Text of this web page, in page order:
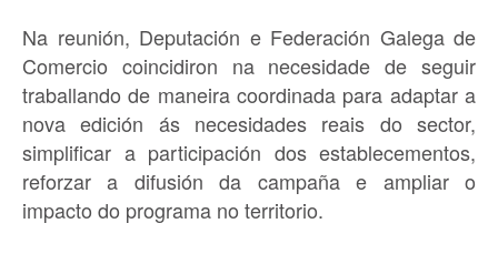
Na reunión, Deputación e Federación Galega de
Comercio coincidiron na necesidade de seguir
traballando de maneira coordinada para adaptar a
nova edición ás necesidades reais do sector,
simplificar a participación dos establecementos,
reforzar a difusión da campaña e ampliar o
impacto do programa no territorio.